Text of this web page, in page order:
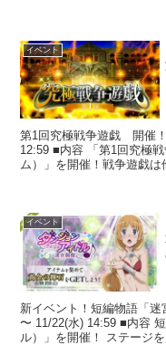
イベント
第1回究極戦争遊戯 開催！ ■開催期間 12/14(木) 11:00 〜 12/
12:59 ■内容 「第1回究極戦争遊戯（アルティメットウォーゲー
ム）」を開催！戦争遊戯
イベント
新イベント！短編物語「
〜 11/22(水) 14:59 ■内容 短編物語「迷宮偶像（ダンジョンアイド
ル）」を開催！ ステージを周回して集めることができる「迷宮ファ